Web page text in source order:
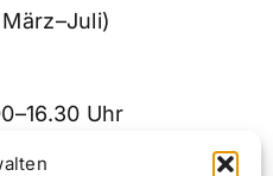
Uhr